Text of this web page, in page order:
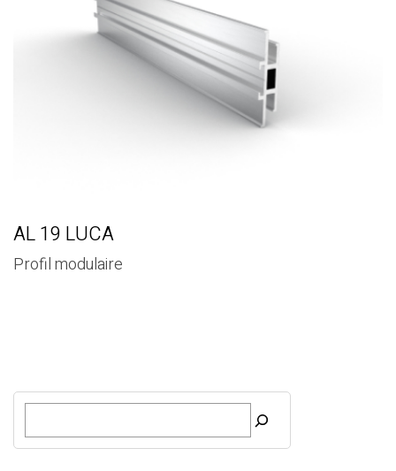
AL 19 LUCA
Profil modulaire
R
c